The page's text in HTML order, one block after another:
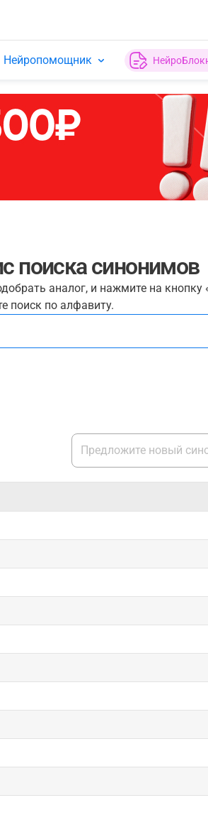
Нейропомощник
поиска синонимов
аналог, и нажмите на
поиск по алфавиту.